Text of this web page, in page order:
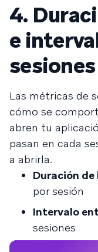
4.
e
sesiones
Las métricas de
cómo se
abren tu
pasan en cada
a abrirla.
Duración de
por sesión
Intervalo
sesiones